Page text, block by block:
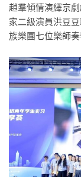
趙羣傾情演繹京
家二級演員洪豆
族樂團七位樂師